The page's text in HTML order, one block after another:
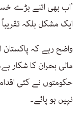
’اب بھی اتنے بڑے
ایک مشکل بلکہ
واضح رہے کہ پاکستان
مالی بحران کا شکار
حکومتوں نے کئی
نہیں ہو پائے۔